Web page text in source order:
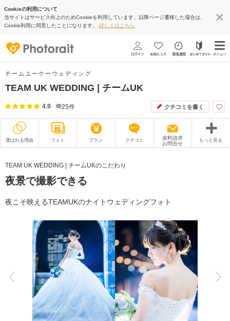
Cookieの利用について
当サイトはサービス向上のためCookieを利用しています。以降ページ遷移した場合は、
Cookie利用に同意したことになります。 詳しくはこちら
チームユーケーウェディング
TEAM UK WEDDING | チームUK
4.9 25件 クチコミを書く
選ばれる理由 フォト プラン クチコミ
資料請求
お問合せ
もっと見る
衣装
オプション ブログ
アクセス/TEL スタジオトップ
こだわりポイント
TEAM UK WEDDING | チームUKのこだわり
夜景で撮影できる
夜こそ映えるTEAMUKのナイトウェディングフォト